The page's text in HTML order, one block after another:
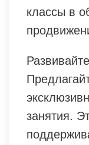
классы в
занятия.